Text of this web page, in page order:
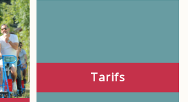
Tarifs